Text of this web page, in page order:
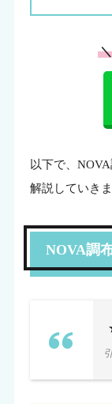
以下で、
解説していきま
NOVA調